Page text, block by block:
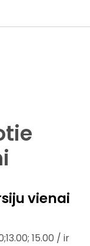
vienai
15.00 / ir